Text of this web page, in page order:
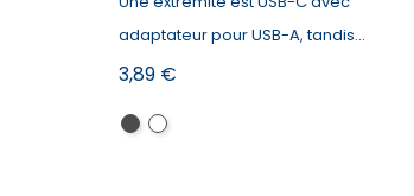
adaptateur pour USB-A, tandis...
Prix
3,89 €
NoirBlanc